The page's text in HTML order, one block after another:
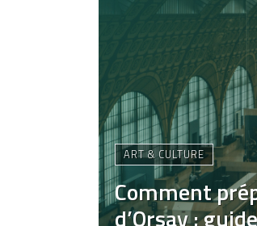
ART & CULTURE
Comment
d’Orsay :